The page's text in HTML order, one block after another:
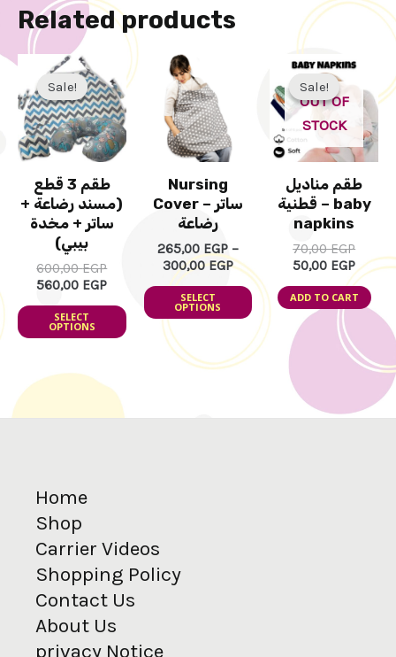
Related products
Sale!
Sale!
طقم 3 قطع
(مسند رضاعة +
ساتر + مخدة
بيبي)
600,00EGP
price
was:
600,00 EGP.
560,00 EGP
price
is:
560,00 EGP.
SELECT
OPTIONS
This
product
has
multiple
variants.
options
chosen
the
product
Nursing
Cover – ساتر
رضاعة
265,00 EGP –
300,00EGP
265,00 EGP
through
300,00 EGP
SELECT
OPTIONS
product
has
multiple
variants.
options
chosen
on
the
product
Sale!
OUT OF
STOCK
Sale!
طقم مناديل
قطنية – baby
napkins
70,00EGP
was:
70,00
50,00 EGP
is:
50,00
ADD TO CART
Home
Shop
Carrier Videos
Shopping Policy
Contact Us
About Us
privacy Notice